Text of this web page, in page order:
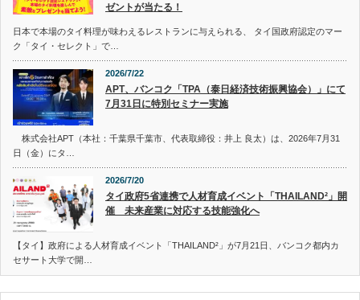
ゼントが当たる！
日本で本場のタイ料理が味わえるレストランに与えられる、 タイ国政府認定のマー
ク「タイ・セレクト」で…
2026/7/22
APT、バンコク「TPA（泰日経済技術振興協会）」にて
7月31日に特別セミナー実施
株式会社APT（本社：千葉県千葉市、代表取締役：井上 良太）は、2026年7月31
日（金）にタ…
2026/7/20
タイ政府5省連携で人材育成イベント「THAILAND²」開
催 未来産業に対応する技能強化へ
【タイ】政府による人材育成イベント「THAILAND²」が7月21日、バンコク都内カ
セサート大学で開…